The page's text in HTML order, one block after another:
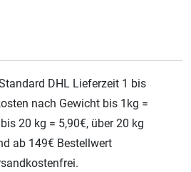
DHL Lieferzeit 1 bis
nach Gewicht bis 1kg =
20 kg = 5,90€, über 20 kg
ab 149€ Bestellwert